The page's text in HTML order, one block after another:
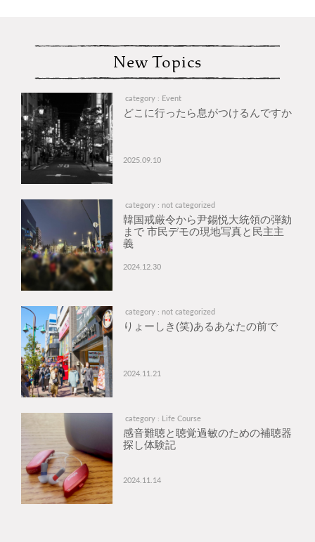
New Topics
category : Event
どこに行ったら息がつけるんですか
2025.09.10
category : not categorized
韓国戒厳令から尹錫悦大統領の弾劾
まで 市民デモの現地写真と民主主
義
2024.12.30
category : not categorized
りょーしき(笑)あるあなたの前で
2024.11.21
category : Life Course
感音難聴と聴覚過敏のための補聴器
探し体験記
2024.11.14